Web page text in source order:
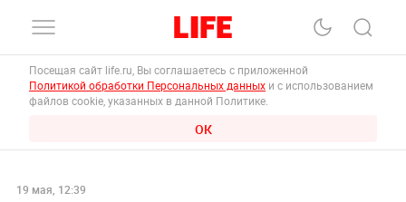
Посещая сайт life.ru, Вы соглашаетесь с приложенной
Политикой обработки Персональных данных и с использованием
файлов cookie, указанных в данной Политике.
ОК
19 мая, 12:39